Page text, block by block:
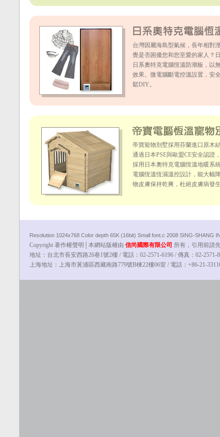
台灣因屬海島型氣候，長年相對
覺是否困擾您和您至愛的家人？
日系奧特克電腦恆溫防潮板，以
效果。微電腦斷電控溫設置，安
鬆DIY。
帝寶寵物別墅採用芬蘭進口原木
通過日本PSE與歐盟CE安全認證
採用日本奧特克電腦恆溫地暖系
電腦恆溫恆濕溫控設計，能大幅
物皮膚保持乾爽，杜絕皮膚病發
Resolution 1024x768 Color depth 65K (16bit) Small font.c 2008 SING-SHANG
Copyright 著作權聲明│本網站版權由 信尚國際有限公司 所有，引用前請
地址：台北市長安西路26巷1號2樓 / 電話：02-2571-6196 / 傳真：02-2571-
上海地址：上海市黃浦區西藏南路779號B棟22樓06室 / 電話： +86-21-